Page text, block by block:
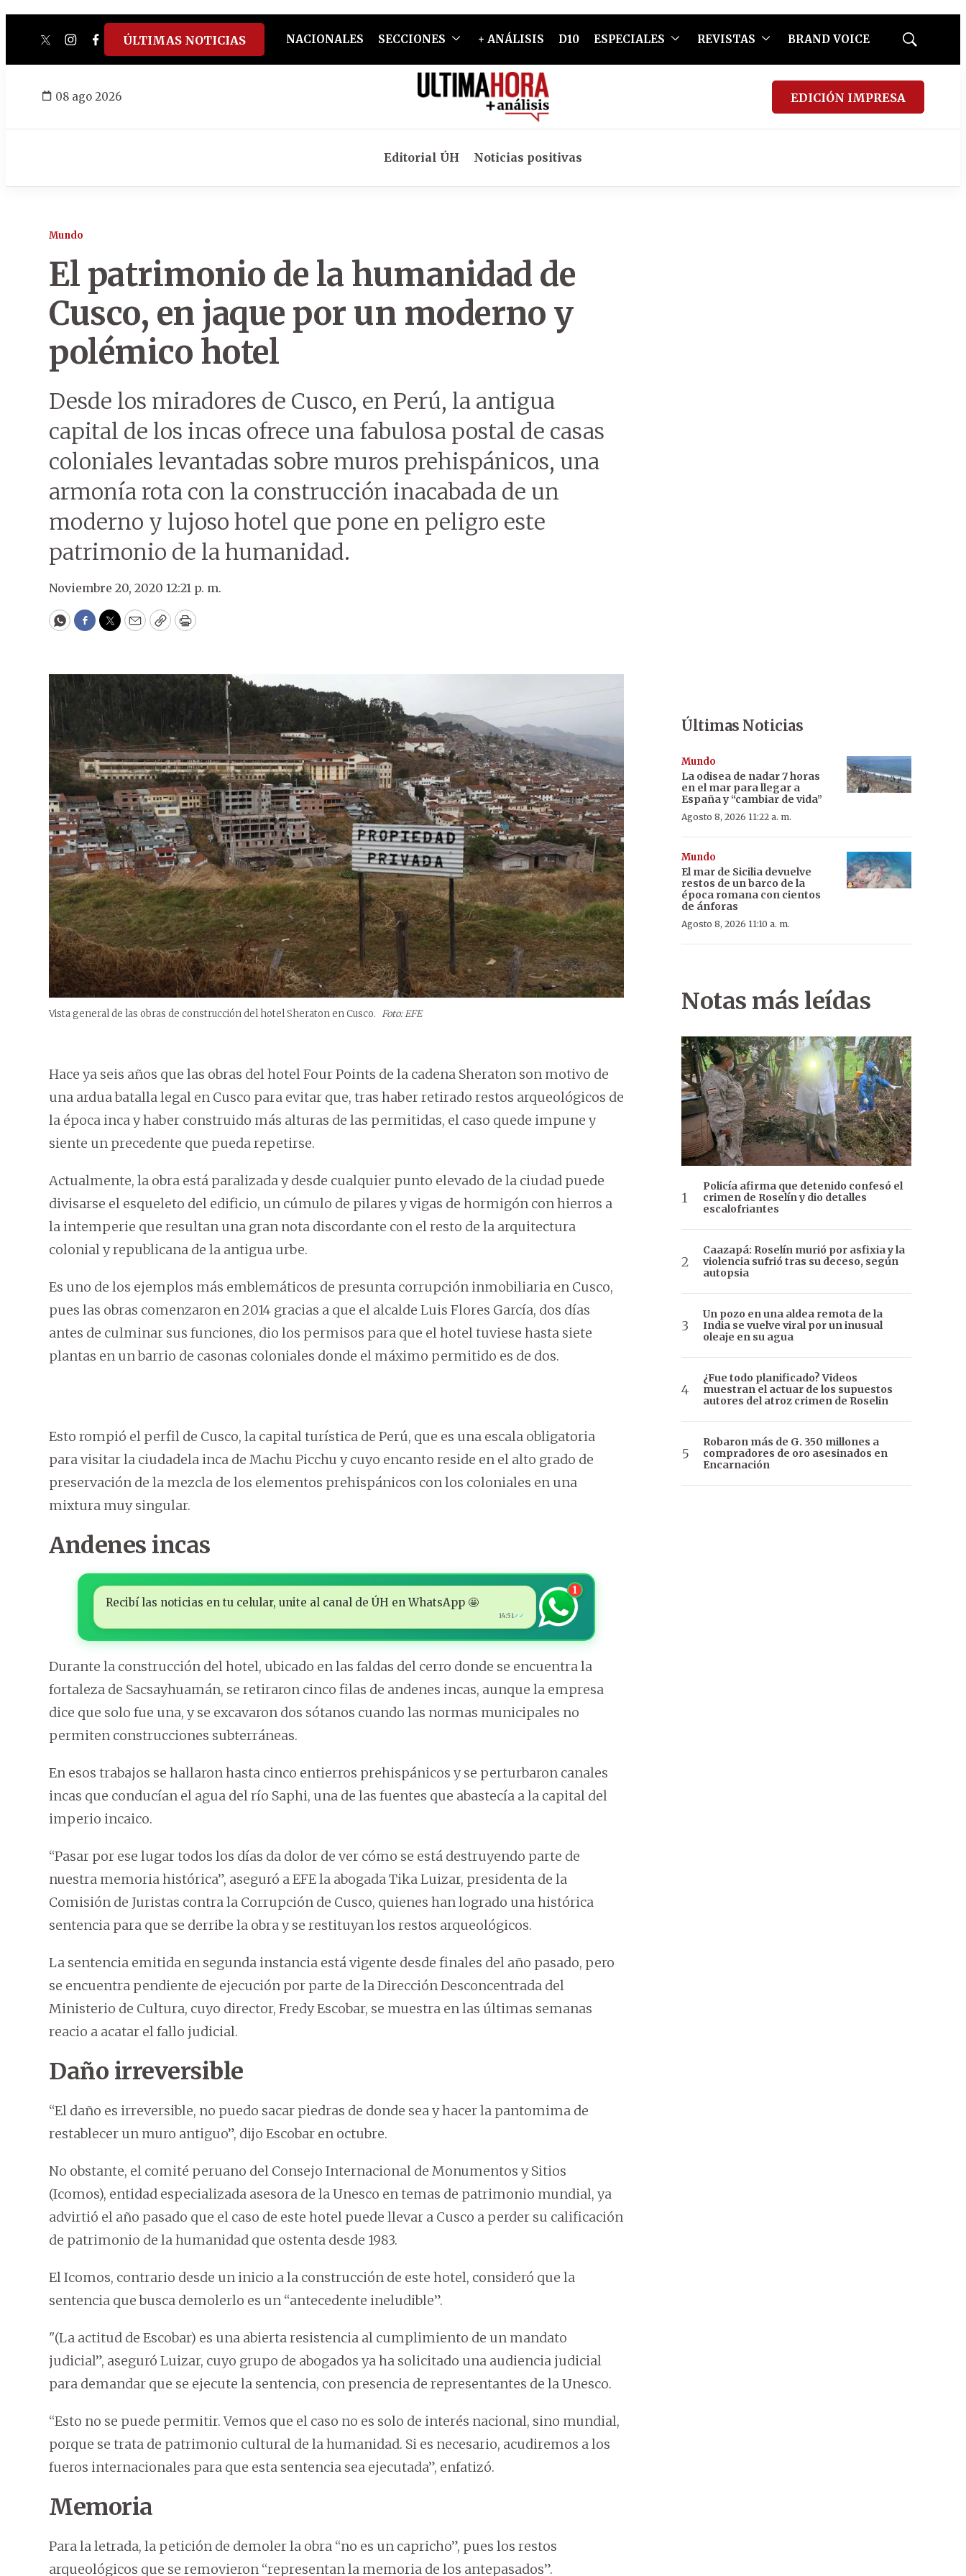
twitterinstagram
facebook
tiktokyoutube
spotify
ÚLTIMAS NOTICIAS NACIONALES SECCIONES + ANÁLISIS D10 ESPECIALES REVISTAS BRAND VOICE
Mostrar
08 ago 2026 EDICIÓN IMPRESA
Editorial ÚH Noticias positivas
Mundo
El patrimonio de la humanidad de
Cusco, en jaque por un moderno y
polémico hotel
Desde los miradores de Cusco, en Perú, la antigua
capital de los incas ofrece una fabulosa postal de casas
coloniales levantadas sobre muros prehispánicos, una
armonía rota con la construcción inacabada de un
moderno y lujoso hotel que pone en peligro este
patrimonio de la humanidad.
Noviembre 20, 2020 12:21 p. m.
WhatsApp
Facebook
Twitter
EmailCopyPrint
Vista general de las obras de construcción del hotel Sheraton en Cusco. Foto: EFE
Hace ya seis años que las obras del hotel Four Points de la cadena Sheraton son motivo de
una ardua batalla legal en Cusco para evitar que, tras haber retirado restos arqueológicos de
la época inca y haber construido más alturas de las permitidas, el caso quede impune y
siente un precedente que pueda repetirse.
Actualmente, la obra está paralizada y desde cualquier punto elevado de la ciudad puede
divisarse el esqueleto del edificio, un cúmulo de pilares y vigas de hormigón con hierros a
la intemperie que resultan una gran nota discordante con el resto de la arquitectura
colonial y republicana de la antigua urbe.
Es uno de los ejemplos más emblemáticos de presunta corrupción inmobiliaria en Cusco,
pues las obras comenzaron en 2014 gracias a que el alcalde Luis Flores García, dos días
antes de culminar sus funciones, dio los permisos para que el hotel tuviese hasta siete
plantas en un barrio de casonas coloniales donde el máximo permitido es de dos.
Esto rompió el perfil de Cusco, la capital turística de Perú, que es una escala obligatoria
para visitar la ciudadela inca de Machu Picchu y cuyo encanto reside en el alto grado de
preservación de la mezcla de los elementos prehispánicos con los coloniales en una
mixtura muy singular.
Andenes incas
Recibí las noticias en tu celular, unite al canal de ÚH en WhatsApp 🤩
14:51✓✓
1
Durante la construcción del hotel, ubicado en las faldas del cerro donde se encuentra la
fortaleza de Sacsayhuamán, se retiraron cinco filas de andenes incas, aunque la empresa
dice que solo fue una, y se excavaron dos sótanos cuando las normas municipales no
permiten construcciones subterráneas.
En esos trabajos se hallaron hasta cinco entierros prehispánicos y se perturbaron canales
incas que conducían el agua del río Saphi, una de las fuentes que abastecía a la capital del
imperio incaico.
“Pasar por ese lugar todos los días da dolor de ver cómo se está destruyendo parte de
nuestra memoria histórica”, aseguró a EFE la abogada Tika Luizar, presidenta de la
Comisión de Juristas contra la Corrupción de Cusco, quienes han logrado una histórica
sentencia para que se derribe la obra y se restituyan los restos arqueológicos.
La sentencia emitida en segunda instancia está vigente desde finales del año pasado, pero
se encuentra pendiente de ejecución por parte de la Dirección Desconcentrada del
Ministerio de Cultura, cuyo director, Fredy Escobar, se muestra en las últimas semanas
reacio a acatar el fallo judicial.
Daño irreversible
“El daño es irreversible, no puedo sacar piedras de donde sea y hacer la pantomima de
restablecer un muro antiguo”, dijo Escobar en octubre.
No obstante, el comité peruano del Consejo Internacional de Monumentos y Sitios
(Icomos), entidad especializada asesora de la Unesco en temas de patrimonio mundial, ya
advirtió el año pasado que el caso de este hotel puede llevar a Cusco a perder su calificación
de patrimonio de la humanidad que ostenta desde 1983.
El Icomos, contrario desde un inicio a la construcción de este hotel, consideró que la
sentencia que busca demolerlo es un “antecedente ineludible”.
"(La actitud de Escobar) es una abierta resistencia al cumplimiento de un mandato
judicial”, aseguró Luizar, cuyo grupo de abogados ya ha solicitado una audiencia judicial
para demandar que se ejecute la sentencia, con presencia de representantes de la Unesco.
“Esto no se puede permitir. Vemos que el caso no es solo de interés nacional, sino mundial,
porque se trata de patrimonio cultural de la humanidad. Si es necesario, acudiremos a los
fueros internacionales para que esta sentencia sea ejecutada”, enfatizó.
Memoria
Para la letrada, la petición de demoler la obra “no es un capricho”, pues los restos
arqueológicos que se removieron “representan la memoria de los antepasados”.
Últimas Noticias
Mundo
La odisea de nadar 7 horas
en el mar para llegar a
España y “cambiar de vida”
Agosto 8, 2026 11:22 a. m.
Mundo
El mar de Sicilia devuelve
restos de un barco de la
época romana con cientos
de ánforas
Agosto 8, 2026 11:10 a. m.
Notas más leídas
Policía afirma que detenido confesó el
crimen de Roselín y dio detalles
escalofriantes
Caazapá: Roselín murió por asfixia y la
violencia sufrió tras su deceso, según
autopsia
Un pozo en una aldea remota de la
India se vuelve viral por un inusual
oleaje en su agua
¿Fue todo planificado? Videos
muestran el actuar de los supuestos
autores del atroz crimen de Roselin
Robaron más de G. 350 millones a
compradores de oro asesinados en
Encarnación